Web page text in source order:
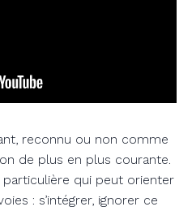
reconnu ou non comme
de plus en plus courante.
qui peut orienter
: s’intégrer, ignorer ce